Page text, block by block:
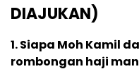
DIAJUKAN)
1. Siapa Moh Kamil
rombongan haji